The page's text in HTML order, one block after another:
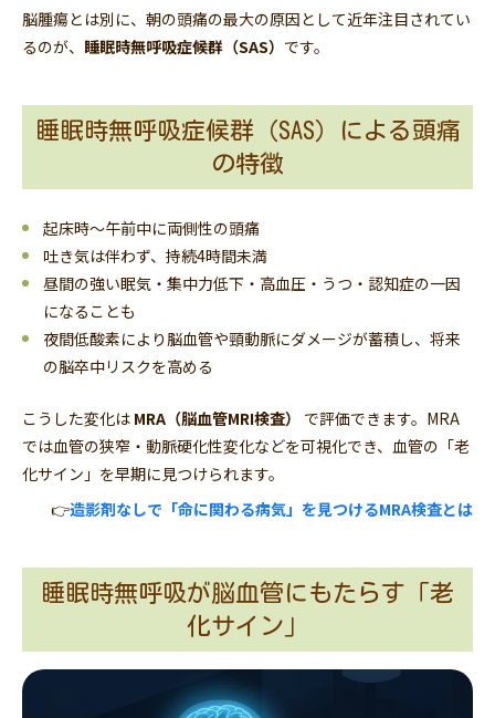
脳腫瘍とは別に、朝の頭痛の最大の原因として近年注目されてい
るのが、 睡眠時無呼吸症候群（SAS） です。
睡眠時無呼吸症候群（SAS）による頭痛
の特徴
起床時〜午前中に両側性の頭痛
吐き気は伴わず、持続4時間未満
昼間の強い眠気・集中力低下・高血圧・うつ・認知症の一因
になることも
夜間低酸素により脳血管や頸動脈にダメージが蓄積し、将来
の脳卒中リスクを高める
こうした変化は MRA（脳血管MRI検査）
で評価できます。MRA
では血管の狭窄・動脈硬化性変化などを可視化でき、血管の「老
化サイン」を早期に見つけられます。
👉造影剤なしで「命に関わる病気」を見つけるMRA検査とは
睡眠時無呼吸が脳血管にもたらす「老
化サイン」